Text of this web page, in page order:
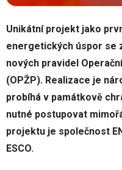
Unikátní projekt jako
energetických úspor se
nových pravidel
(OPŽP). Realizace je
probíhá v památkově
nutné postupovat
projektu je společnost
ESCO.